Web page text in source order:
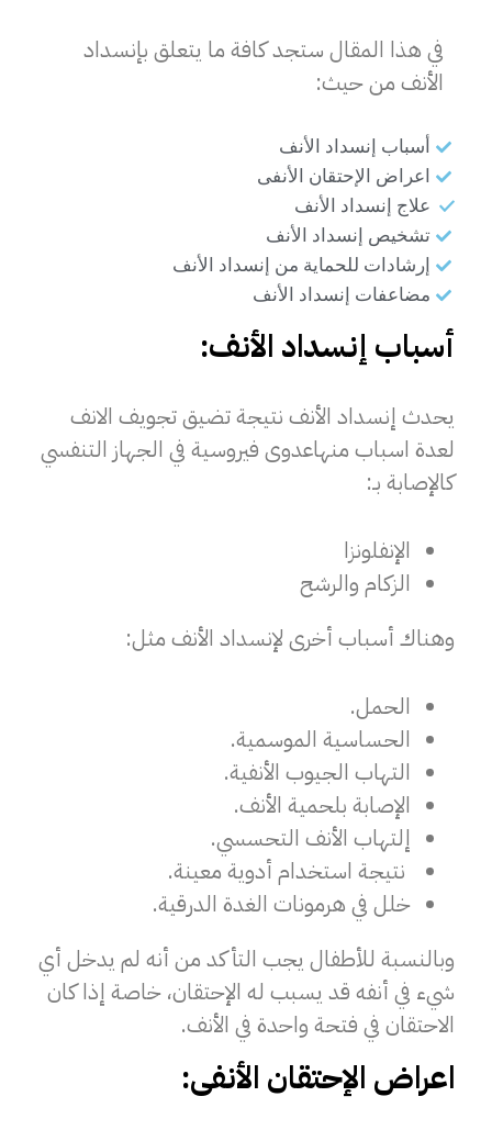
في هذا المقال ستجد كافة ما يتعلق بإنسداد
الأنف من حيث:
أسباب إنسداد الأنف
اعراض الإحتقان الأنفى
علاج إنسداد الأنف
تشخيص إنسداد الأنف
إرشادات للحماية من إنسداد الأنف
مضاعفات إنسداد الأنف
أسباب إنسداد الأنف:
يحدث إنسداد الأنف نتيجةتضيق تجويف الانف
لعدة اسباب منهاعدوى فيروسية في الجهاز التنفسي
كالإصابة بـ:
الإنفلونزا
الزكام والرشح
وهناك أسباب أخرى لإنسداد الأنف مثل:
الحمل.
الحساسية الموسمية.
التهاب الجيوب الأنفية.
الإصابة بلحمية الأنف.
إلتهاب الأنف التحسسي.
نتيجة استخدام أدوية معينة.
خلل في هرمونات الغدة الدرقية.
وبالنسبة للأطفال يجب التأكد من أنه لم يدخل أي
شيء في أنفه قد يسبب له الإحتقان، خاصة إذا كان
الاحتقان في فتحة واحدة في الأنف.
اعراض الإحتقان الأنفى: